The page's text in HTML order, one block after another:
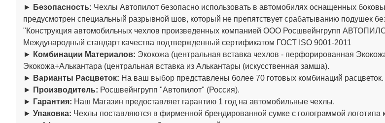
► Безопасность: Чехлы Автопилот безопасно использовать в автомобилях оснащенных
предусмотрен специальный разрывной шов, который не препятствует срабатыванию подушек
"Конструкция автомобильных чехлов произведенных компанией ООО Росшвейнгрупп
Международный стандарт качества подтвержденный сертификатом ГОСТ ISO 9001-2011
► Комбинации Материалов: Экокожа (центральная вставка чехлов - перфорированная
Экокожа+Алькантара (центральная вставка из Алькантары (искусственная замша).
► Варианты Расцветок: На ваш выбор представлены более 70 готовых комбинаций
► Производитель: Росшвейнгрупп "Автопилот" (Россия).
► Гарантия: Наш Магазин предоставляет гарантию 1 год на автомобильные чехлы.
► Упаковка: Чехлы поставляются в фирменной брендированной сумке с голограммой